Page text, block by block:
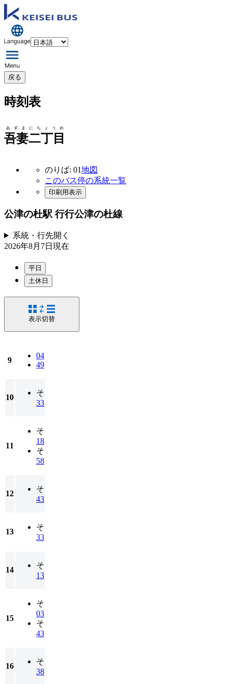
戻る
時刻表
吾妻二丁目
あずまにちょうめ
のりば: 01地図
このバス停の系統一覧
印刷用表示
公津の杜駅 行行公津の杜線
系統・行先開く
2026年8月7日 現在
平日
土休日
表示切替
9
04
49
10
そ
33
11
そ
18
そ
58
12
そ
43
13
そ
33
14
そ
13
15
そ
03
そ
43
16
そ
38